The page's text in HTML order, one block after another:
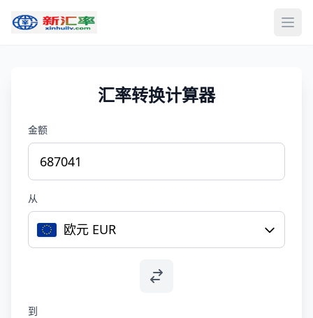
打开
汇率转换计算器
金额
从
欧元 EUR
到